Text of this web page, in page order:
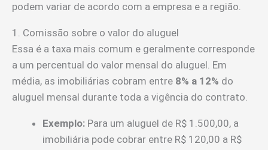
podem variar de acordo com a empresa e a região.
1. Comissão sobre o valor do aluguel
Essa é a taxa mais comum e geralmente corresponde
a um percentual do valor mensal do aluguel. Em
média, as imobiliárias cobram entre 8% a 12% do
aluguel mensal durante toda a vigência do contrato.
Exemplo: Para um aluguel de R$ 1.500,00, a
imobiliária pode cobrar entre R$ 120,00 a R$